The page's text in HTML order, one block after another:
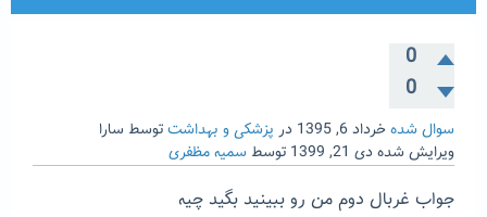
0
0
سوال شدهخرداد 6, 1395 در پزشکی و بهداشتتوسط سارا
ویرایش شده دی 21, 1399 توسط سمیه مظفری
جواب غربال دوم من رو ببینید بگید چیه